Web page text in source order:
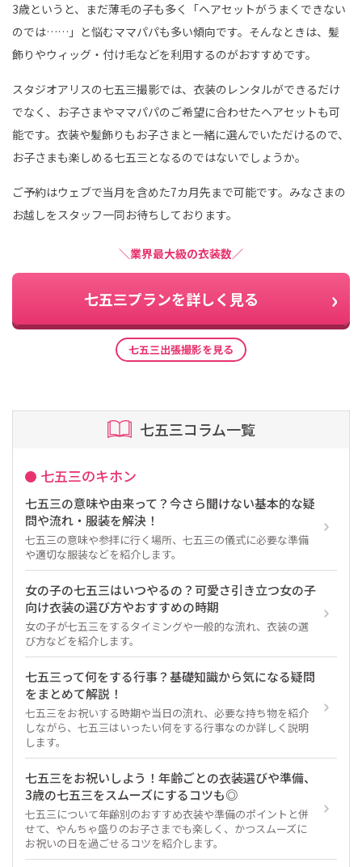
3歳というと、まだ薄毛の子も多く「ヘアセットがうまくできない
のでは……」と悩むママパパも多い傾向です。そんなときは、髪
飾りやウィッグ・付け毛などを利用するのがおすすめです。
スタジオアリスの七五三撮影では、衣装のレンタルができるだけ
でなく、お子さまやママパパのご希望に合わせたヘアセットも可
能です。衣装や髪飾りもお子さまと一緒に選んでいただけるので、
お子さまも楽しめる七五三となるのではないでしょうか。
ご予約はウェブで当月を含めた7カ月先まで可能です。みなさまの
お越しをスタッフ一同お待ちしております。
＼業界最大級の衣装数／
七五三プランを詳しく見る
七五三出張撮影を見る
七五三コラム一覧
七五三のキホン
七五三の意味や由来って？今さら聞けない基本的な疑
問や流れ・服装を解決！
七五三の意味や参拝に行く場所、七五三の儀式に必要な準備
や適切な服装などを紹介します。
女の子の七五三はいつやるの？可愛さ引き立つ女の子
向け衣装の選び方やおすすめの時期
女の子が七五三をするタイミングや一般的な流れ、衣装の選
び方などを紹介します。
七五三って何をする行事？基礎知識から気になる疑問
をまとめて解説！
七五三をお祝いする時期や当日の流れ、必要な持ち物を紹介
しながら、七五三はいったい何をする行事なのか詳しく説明
します。
七五三をお祝いしよう！年齢ごとの衣装選びや準備、
3歳の七五三をスムーズにするコツも◎
七五三について年齢別のおすすめ衣装や準備のポイントと併
せて、やんちゃ盛りのお子さまでも楽しく、かつスムーズに
お祝いの日を過ごせるコツを紹介します。